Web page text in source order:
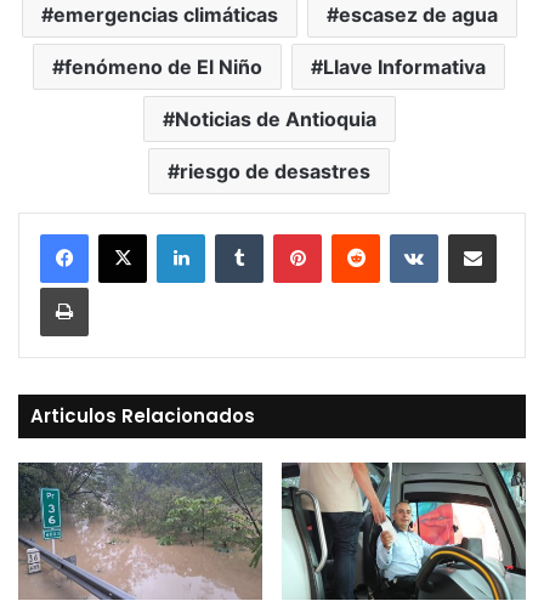
emergencias climáticas escasez de agua
fenómeno de El Niño Llave Informativa
Noticias de Antioquia
riesgo de desastres
LinkedInTumblr PinterestReddit VKontakteCompartir vía Mail
Print
Articulos Relacionados